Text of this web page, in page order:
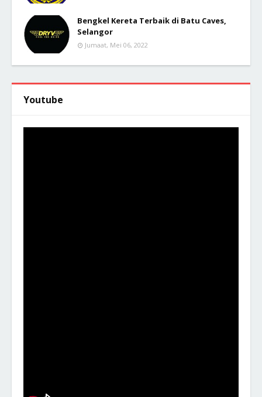
Bengkel Kereta Terbaik di Batu Caves,
Selangor
Jumaat, Mei 06, 2022
Youtube